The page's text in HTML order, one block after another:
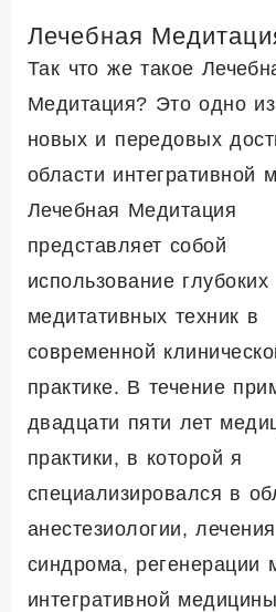
Лечебная
Так что же такое
Медитация? Это одно
новых и передовых
области интегративной
Лечебная Медитация
представляет собой
использование глубоких
медитативных техник в
современной
практике. В течение
двадцати пяти лет
практики, в которой я
специализировался в
анестезиологии,
синдрома, регенерации
интегративной